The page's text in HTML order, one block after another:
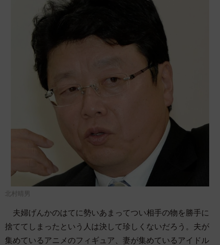
北村晴男
夫婦げんかのはてに勢いあまってつい相手の物を勝手に
捨ててしまったという人は決して珍しくないだろう。夫が
集めているアニメのフィギュア、妻が集めているアイドル